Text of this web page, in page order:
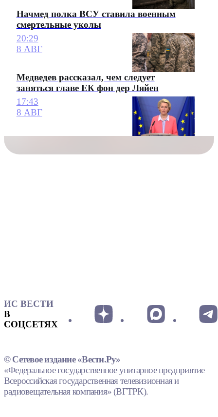
Начмед полка ВСУ ставила военным
смертельные уколы
20:29
8 АВГ
Медведев рассказал, чем следует
заняться главе ЕК фон дер Ляйен
17:43
8 АВГ
ИС ВЕСТИ
В
СОЦСЕТЯХ
© Сетевое издание «Вести.Ру»
«Федеральное государственное унитарное предприятие
Всероссийская государственная телевизионная и
радиовещательная компания» (ВГТРК).